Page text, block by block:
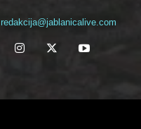
redakcija@jablanicalive.com